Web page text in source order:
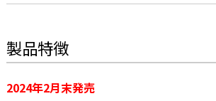
製品特徴
2024年2月末発売